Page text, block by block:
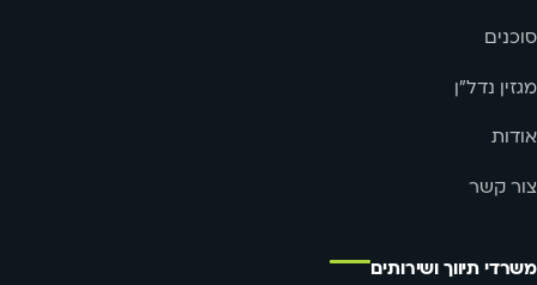
סוכנים
מגזין נדל"ן
אודות
צור קשר
משרדי תיווך ושירותים